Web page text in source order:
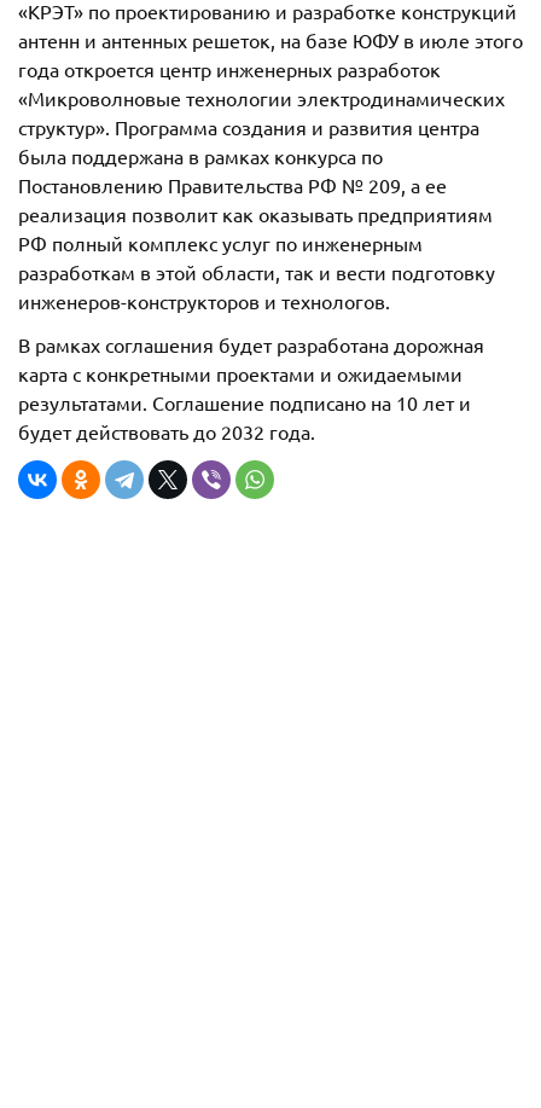
«КРЭТ» по проектированию и разработке конструкций
антенн и антенных решеток, на базе ЮФУ в июле этого
года откроется центр инженерных разработок
«Микроволновые технологии электродинамических
структур». Программа создания и развития центра
была поддержана в рамках конкурса по
Постановлению Правительства РФ № 209, а ее
реализация позволит как оказывать предприятиям
РФ полный комплекс услуг по инженерным
разработкам в этой области, так и вести подготовку
инженеров-конструкторов и технологов.
В рамках соглашения будет разработана дорожная
карта с конкретными проектами и ожидаемыми
результатами. Соглашение подписано на 10 лет и
будет действовать до 2032 года.